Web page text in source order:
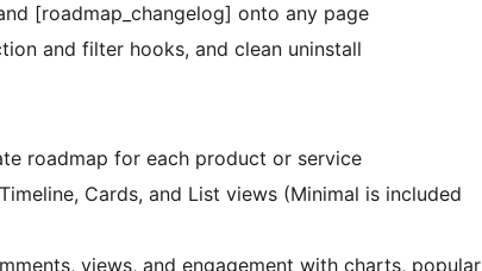
[roadmap_changelog] onto any page
and filter hooks, and clean uninstall
roadmap for each product or service
Cards, and List views (Minimal is included
views, and engagement with charts, popular